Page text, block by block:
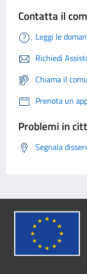
Contatta il
Leggi le
Richiedi
Chiama il
Prenota un
Problemi in
Segnala